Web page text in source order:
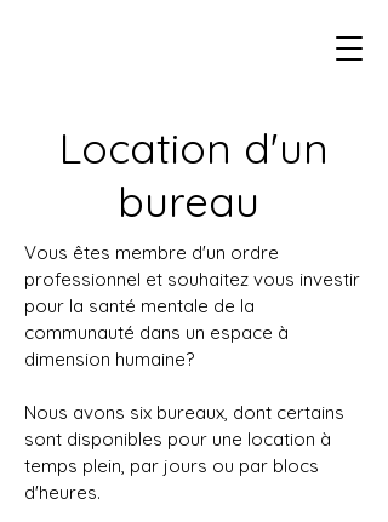
Location d'un
bureau
Vous êtes membre d'un ordre
professionnel et souhaitez vous investir
pour la santé mentale de la
communauté dans un espace à
dimension humaine?
Nous avons six bureaux, dont certains
sont disponibles pour une location à
temps plein, par jours ou par blocs
d'heures.